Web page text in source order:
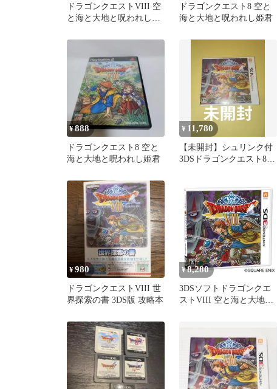
ドラゴンクエストVIII 空
と海と大地と呪われし姫
ドラゴンクエスト8 空と
海と大地と呪われし姫君
¥888
ドラゴンクエスト8 空と
海と大地と呪われし姫君
¥ 11,780
【未開封】シュリンク付
3DSドラゴンクエスト8
¥980
ドラゴンクエストVIII 世
界探索の書 3DS版 攻略本
¥8,280
3DSソフトドラゴンクエ
ストVIII 空と海と大地と